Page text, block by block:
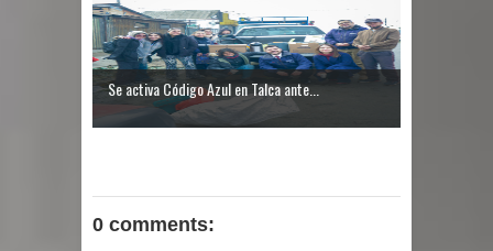
Se activa Código Azul en Talca ante...
0 comments: